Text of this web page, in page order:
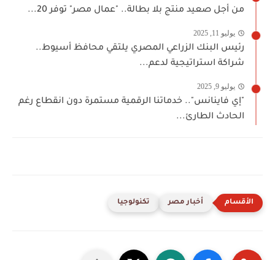
من أجل صعيد منتج بلا بطالة.. "عمال مصر" توفر 20...
يوليو 11, 2025
رئيس البنك الزراعي المصري يلتقي محافظ أسيوط..
شراكة استراتيجية لدعم...
يوليو 9, 2025
"إي فاينانس".. خدماتنا الرقمية مستمرة دون انقطاع رغم
الحادث الطارئ...
أخبار مصر تكنولوجيا